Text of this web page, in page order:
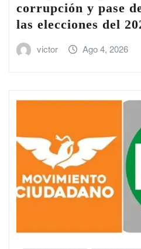
corrupción y pase
las elecciones del
victor Ago 4, 2026